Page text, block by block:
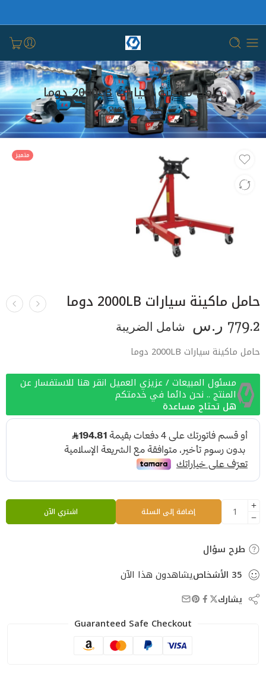
حامل ماكينة سيارات 2000LB دوما
بيت الجميع
متميز
حامل ماكينة سيارات 2000LB دوما
779.2 ر.س شامل الضريبة
حامل ماكينة سيارات 2000LB دوما
مسئول المبيعات / عزيزي العميل انقر هنا للاستفسار عن
المنتج .. نحن دائما في خدمتكم
هل تحتاج مساعدة
إضافة إلى السلة اشتري الآن
طرح سؤال
35 الأشخاصيشاهدون هذا الآن
يشارك
Guaranteed Safe Checkout